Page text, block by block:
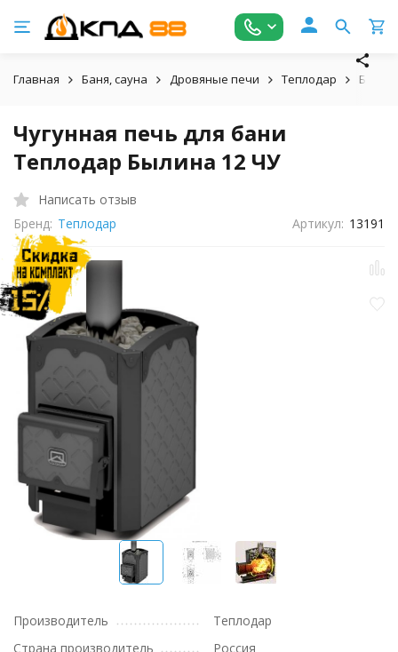
Главная Баня, сауна Дровяные печи Теплодар
Чугунная печь для бани
Теплодар Былина 12 ЧУ
Написать отзыв
Бренд: Теплодар Артикул: 13191
Производитель
Теплодар
Страна производитель
Россия